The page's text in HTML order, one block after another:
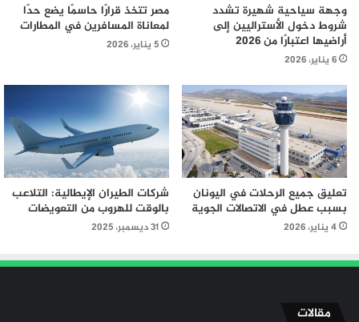
وجهة سياحية شهيرة تشدد
شروط دخول الأستراليين إلى
أراضيها اعتبارًا من 2026
6 يناير، 2026
مصر تتخذ قرارًا حاسمًا يضع حدًا
لمعاناة المسافرين في المطارات
5 يناير، 2026
تعليق جميع الرحلات في اليونان
بسبب عطل في الاتصالات الجوية
4 يناير، 2026
شركات الطيران الإيطالية: التلاعب
بالوقت للهروب من التعويضات
31 ديسمبر، 2025
مقالات